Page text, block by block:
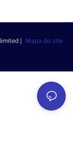
| Mapa do site